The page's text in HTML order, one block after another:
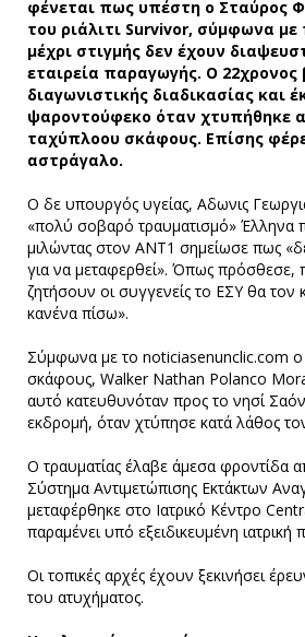
φένεται πως υπέστη ο Σταύρος
του ριάλιτι Survivor, σύμφωνα
μέχρι στιγμής δεν έχουν
εταιρεία παραγωγής. Ο 22χρονος
διαγωνιστικής διαδικασίας και
ψαροντούφεκο όταν χτυπήθηκε
ταχύπλοου σκάφους. Επίσης
αστράγαλο.
Ο δε υπουργός υγείας, Αδωνις
«πολύ σοβαρό τραυματισμό» Έλληνα
μιλώντας στον ΑΝΤ1 σημείωσε πως
για να μεταφερθεί». Όπως πρόσθεσε,
ζητήσουν οι συγγενείς το ΕΣΥ θα τον
κανένα πίσω».
Σύμφωνα με το noticiasenunclic.com ο
σκάφους, Walker Nathan Polanco
αυτό κατευθυνόταν προς το νησί
εκδρομή, όταν χτύπησε κατά λάθος
Ο τραυματίας έλαβε άμεσα φροντίδα
Σύστημα Αντιμετώπισης Εκτάκτων
μεταφέρθηκε στο Ιατρικό Κέντρο
παραμένει υπό εξειδικευμένη
Οι τοπικές αρχές έχουν ξεκινήσει
του ατυχήματος.